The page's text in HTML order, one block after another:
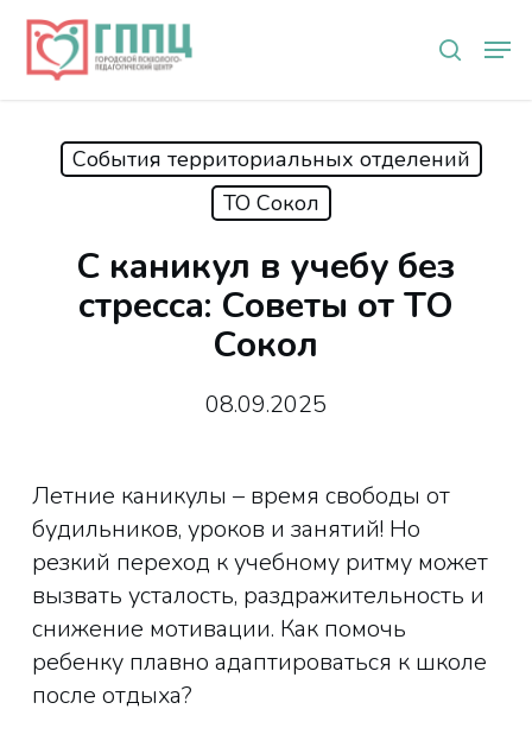
Skip
main
search
События территориальных отделений
ТО Сокол
С каникул в учебу без
стресса: Советы от ТО
Сокол
08.09.2025
Летние каникулы – время свободы от
будильников, уроков и занятий! Но
резкий переход к учебному ритму может
вызвать усталость, раздражительность и
снижение мотивации. Как помочь
ребенку плавно адаптироваться к школе
после отдыха?